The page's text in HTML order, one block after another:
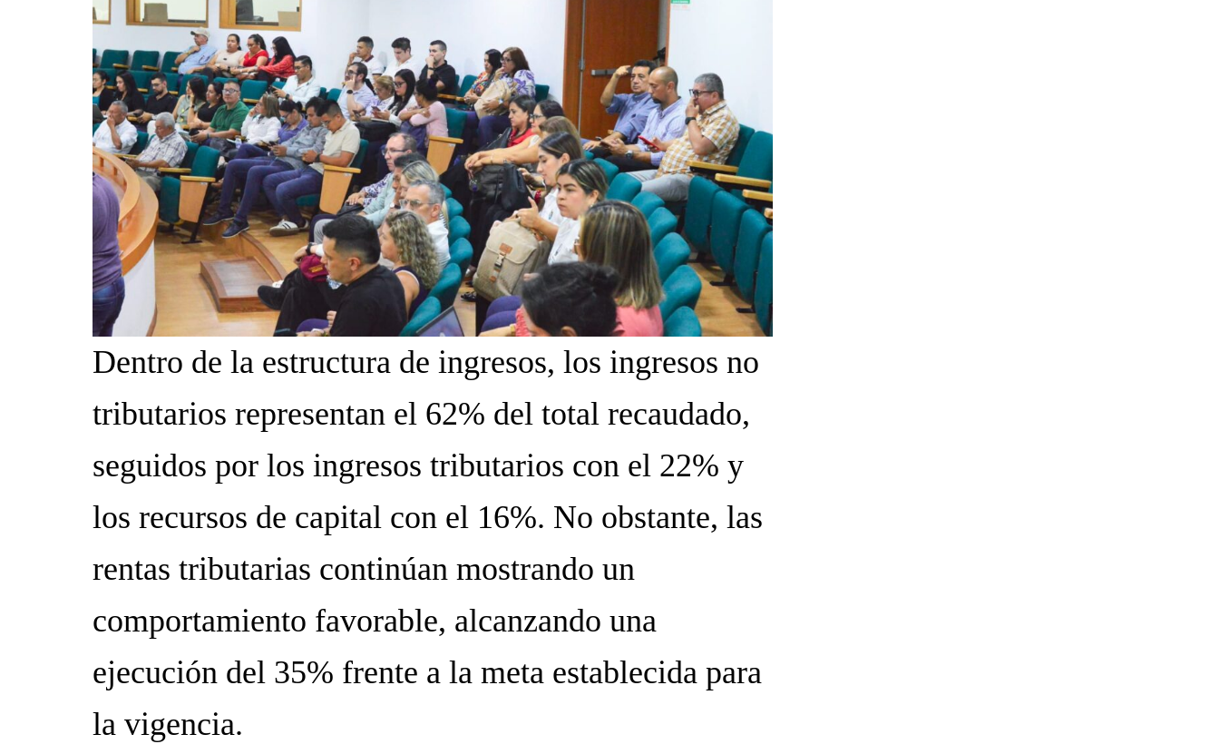
Dentro de la estructura de ingresos, los ingresos no
tributarios representan el 62% del total recaudado,
seguidos por los ingresos tributarios con el 22% y
los recursos de capital con el 16%. No obstante, las
rentas tributarias continúan mostrando un
comportamiento favorable, alcanzando una
ejecución del 35% frente a la meta establecida para
la vigencia.